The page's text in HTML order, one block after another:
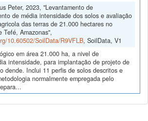
Peter, 2023, "Levantamento de
de média intensidade dos solos e avaliação
das terras de 21.000 hectares no
Tefé, Amazonas",
10.60502/SoilData/R9VFLB, SoilData, V1
em área 21.000 ha, a nivel de
intensidade, para implantação de projeto de
dende. Inclui 11 perfis de solos descritos e
normalmente empregada pelo